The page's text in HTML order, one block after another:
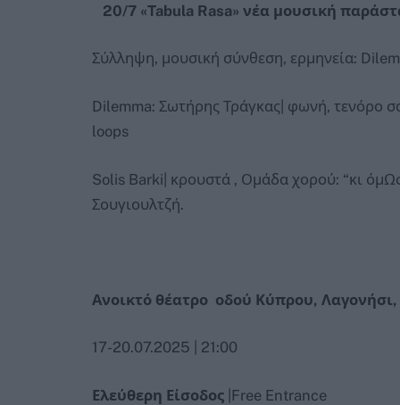
20/7 «Tabula Rasa» νέα μουσική
Σύλληψη, μουσική σύνθεση, ερμηνεία:
Dilemma: Σωτήρης Τράγκας| φωνή, τενόρο
loops
Solis Barki| κρουστά , Ομάδα χορού: “κι
Σουγιουλτζή.
Ανοικτό θέατρο οδού Κύπρου,
17-20.07.2025 | 21:00
Ελεύθερη Είσοδος |Free Entrance